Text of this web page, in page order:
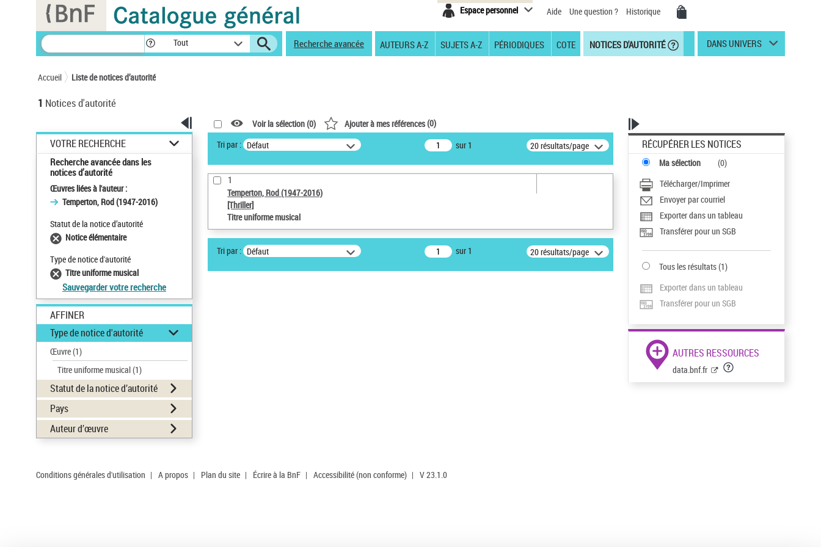
Espace personnel Aide Une question ? Historique
Tout Recherche avancée AUTEURS A-Z SUJETS A-Z PÉRIODIQUES COTE NOTICES D'AUTORITÉ DANS UNIVERS
Accueil Liste de notices d’autorité
1 Notices d'autorité
VOTRE RECHERCHE
Recherche avancée dans les
notices d’autorité
Œuvres liées à l'auteur :
Temperton, Rod (1947-2016)
Statut de la notice d’autorité
Notice élémentaire
Type de notice d'autorité
Titre uniforme musical
Sauvegarder votre recherche
AFFINER
Type de notice d'autorité
Œuvre(1)
Titre uniforme musical(1)
Statut de la notice d’autorité
Pays
Auteur d’œuvre
Voir la sélection (0) Ajouter à mes références(0)
Tri par : Défaut sur 1 20 résultats/page
1
Temperton, Rod (1947-2016)
[Thriller]
Titre uniforme musical
Tri par : Défaut sur 1 20 résultats/page
RÉCUPÉRER LES NOTICES
Ma sélection (0)
Télécharger/Imprimer
Envoyer par courriel
Exporter dans un tableau
Transférer pour un SGB
Tous les résultats(1)
Exporter dans un tableau
Transférer pour un SGB
AUTRES RESSOURCES
data.bnf.fr
Conditions générales d'utilisation | A propos | Plan du site | Écrire à la BnF | Accessibilité (non conforme) | V 23.1.0
Panneau de gestion des cookies